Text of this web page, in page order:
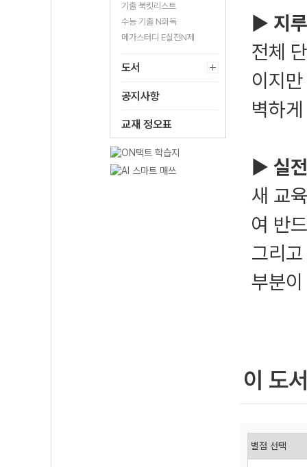
기출 북킷리스트
수능 기출 N회독
메가스터디 E실전N제
도서
공지사항
교재 정오표
▶ 지
전체
이지
벽하
▶ 실
새 교
여 반
그리
부분
이 도